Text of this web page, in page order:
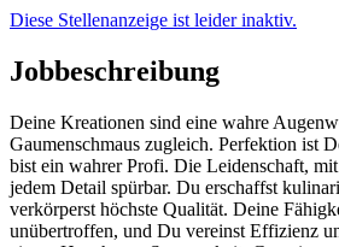
Diese Stellenanzeige ist leider inaktiv.
Jobbeschreibung
Deine Kreationen sind eine wahre
Gaumenschmaus zugleich. Perfektion ist
bist ein wahrer Profi. Die Leidenschaft,
jedem Detail spürbar. Du erschaffst
verkörperst höchste Qualität. Deine
unübertroffen, und Du vereinst Effizienz